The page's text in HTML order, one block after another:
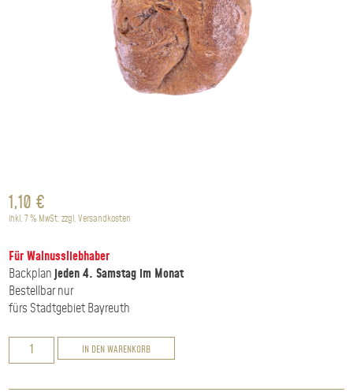
1,10 €
inkl. 7 % MwSt.zzgl.Versandkosten
Für Walnussliebhaber
Backplanjeden 4. Samstag im Monat
Bestellbar nur
fürs Stadtgebiet Bayreuth
Weizenkeim-
Walnuss
IN DEN WARENKORB